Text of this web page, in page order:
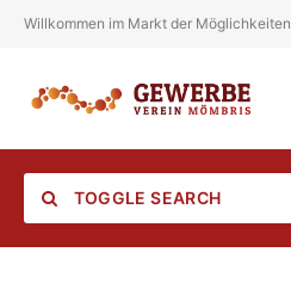
Willkommen im Markt der Möglichkeiten
TOGGLE SEARCH